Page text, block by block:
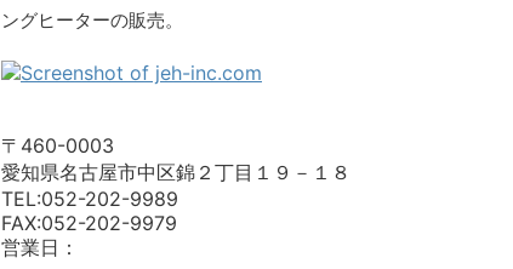
ングヒーターの販売。
〒460-0003
愛知県名古屋市中区錦２丁目１９－１８
TEL:052-202-9989
FAX:052-202-9979
営業日：